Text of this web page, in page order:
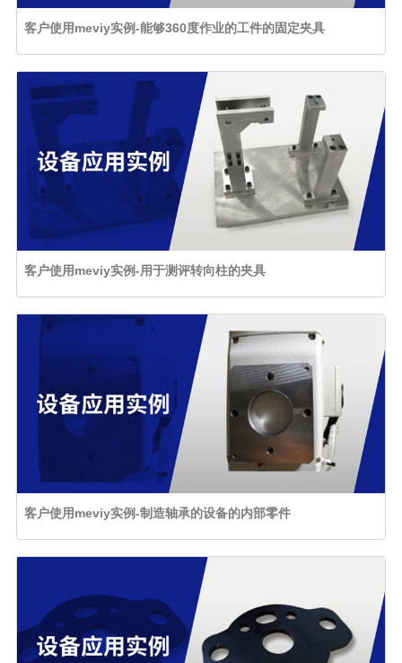
客户使用meviy实例-能够360度作业的工件的固定夹具
客户使用meviy实例-用于测评转向柱的夹具
客户使用meviy实例-制造轴承的设备的内部零件